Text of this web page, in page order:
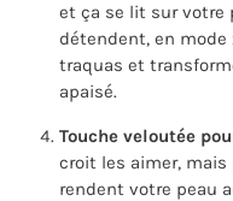
et ça se lit sur votre
détendent, en
traquas et
apaisé.
Touche veloutée
croit les aimer, mais
rendent votre peau